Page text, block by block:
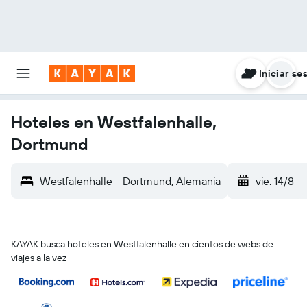
Iniciar
Hoteles en Westfalenhalle,
Dortmund
Westfalenhalle - Dortmund, Alemania vie. 14/8 -
KAYAK busca hoteles en Westfalenhalle en cientos de webs de
viajes a la vez